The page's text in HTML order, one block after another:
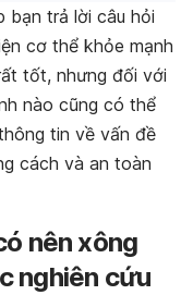
bạn trả lời câu hỏi
cơ thể khỏe mạnh
tốt, nhưng đối với
nào cũng có thể
tin về vấn đề
cách và an toàn
nên xông
nghiên cứu